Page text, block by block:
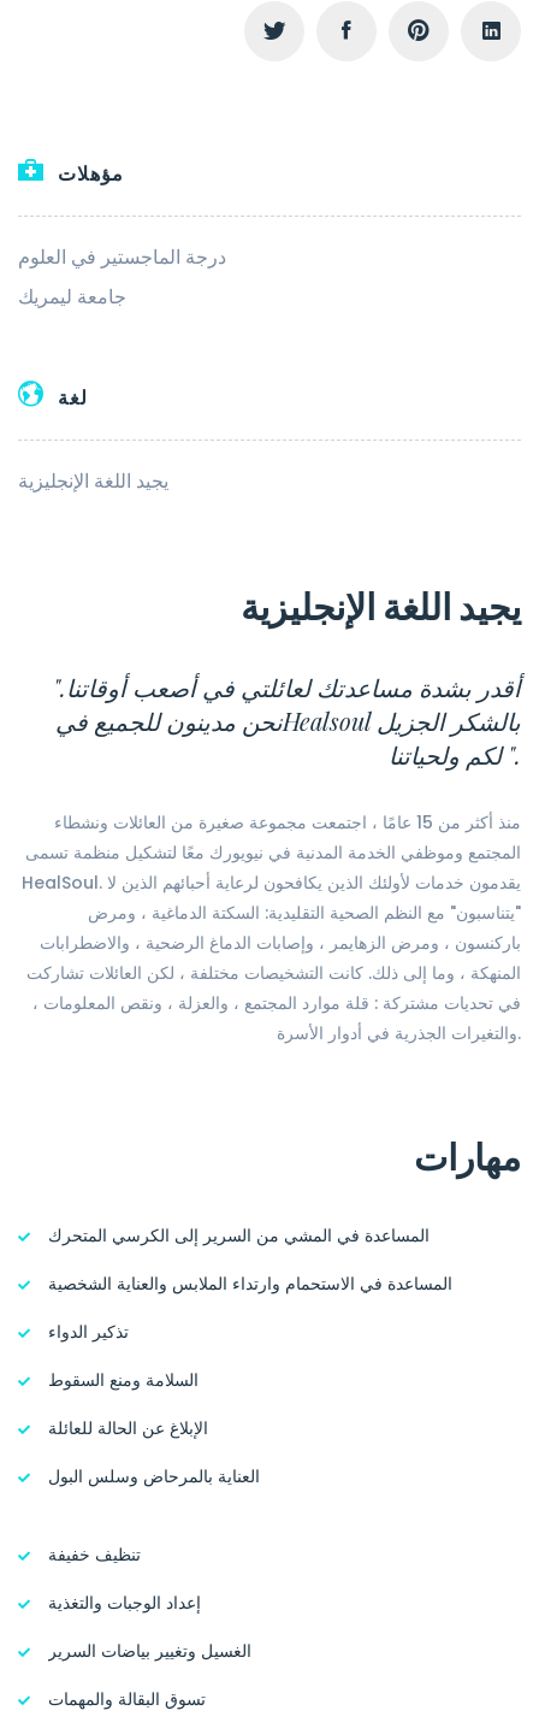
مؤهلات
درجة الماجستير في العلوم
جامعة ليمريك
لغة
يجيد اللغة الإنجليزية
يجيد اللغة الإنجليزية
"أقدر بشدة مساعدتك لعائلتي في أصعب أوقاتنا.
نحن مدينون للجميع فيHealsoul بالشكر الجزيل
لكم ولحياتنا ".
منذ أكثر من 15 عامًا ، اجتمعت مجموعة صغيرة من العائلات ونشطاء
المجتمع وموظفي الخدمة المدنية في نيويورك معًا لتشكيل منظمة تسمى
HealSoul. يقدمون خدمات لأولئك الذين يكافحون لرعاية أحبائهم الذين لا
"يتناسبون" مع النظم الصحية التقليدية: السكتة الدماغية ، ومرض
باركنسون ، ومرض الزهايمر ، وإصابات الدماغ الرضحية ، والاضطرابات
المنهكة ، وما إلى ذلك. كانت التشخيصات مختلفة ، لكن العائلات تشاركت
في تحديات مشتركة : قلة موارد المجتمع ، والعزلة ، ونقص المعلومات ،
والتغيرات الجذرية في أدوار الأسرة.
مهارات
المساعدة في المشي من السرير إلى الكرسي المتحرك
المساعدة في الاستحمام وارتداء الملابس والعناية الشخصية
تذكير الدواء
السلامة ومنع السقوط
الإبلاغ عن الحالة للعائلة
العناية بالمرحاض وسلس البول
تنظيف خفيفة
إعداد الوجبات والتغذية
الغسيل وتغيير بياضات السرير
تسوق البقالة والمهمات